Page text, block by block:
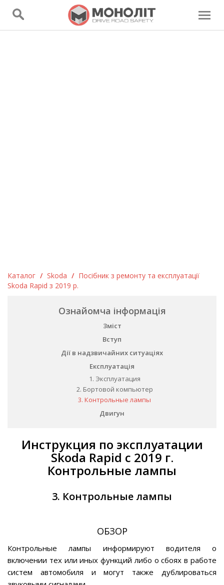
Каталог / Skoda / Посібник з ремонту та експлуатації
Skoda Rapid з 2019 р.
Ознайомча інформація
Зміст
Вступ
Дії в надзвичайних ситуаціях
Експлуатація
1. Эксплуатация
2. Бортовой компьютер
3. Контрольные лампы
Двигун
Инструкция по эксплуатации
Skoda Rapid с 2019 г.
Контрольные лампы
3. Контрольные лампы
ОБЗОР
Контрольные лампы информируют водителя о
включении тех или иных функций либо о сбоях в работе
систем автомобиля и могут также дублироваться